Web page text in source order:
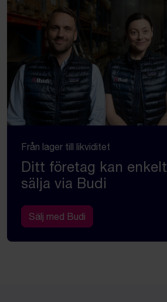
Från lager till likviditet
Ditt företag kan enkelt
sälja via Budi
Sälj med Budi